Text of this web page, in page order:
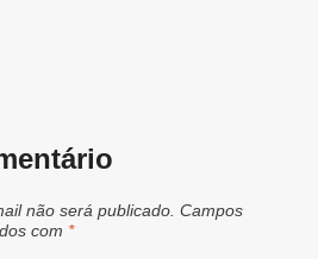
não será publicado. Campos
com *